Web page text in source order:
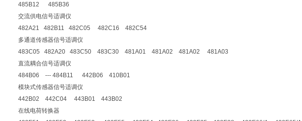
485B12 485B36
交流供电信号适调仪
482A21 482B11 482C05 482C16 482C54
多通道传感器信号适调仪
483C05 482A20 483C50 483C30 481A01 481A02 481A02 481A03
直流耦合信号适调仪
484B06 --- 484B11 442B06 410B01
模块式传感器信号适调仪
442B02 442C04 443B01 443B02
在线电荷转换器